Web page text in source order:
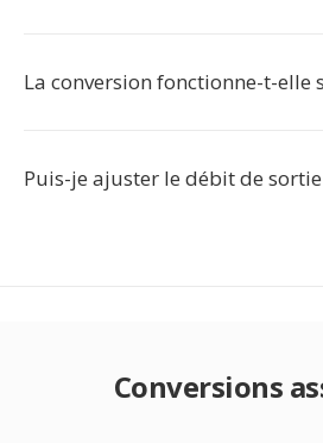
La conversion fonctionne-t-elle
Puis-je ajuster le débit de sortie
Conversions